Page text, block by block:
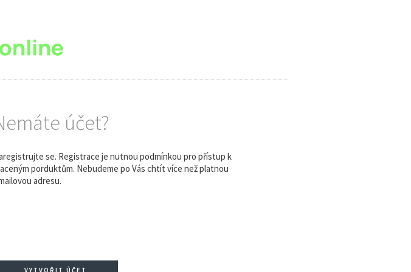
účet?
se. Registrace je nutnou podmínkou pro přístup k
porduktům. Nebudeme po Vás chtít více než platnou
adresu.
VYTVOŘIT ÚČET